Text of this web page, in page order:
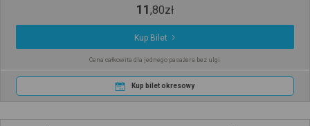
11,80zł
Kup Bilet
Cena całkowita dla jednego pasażera bez ulgi
Kup bilet okresowy